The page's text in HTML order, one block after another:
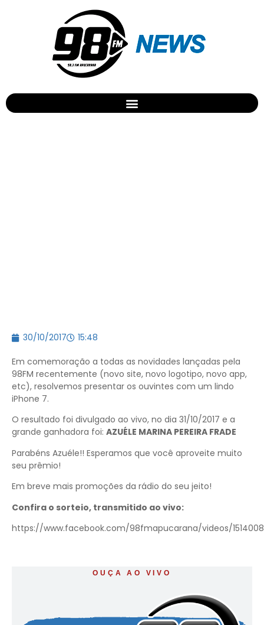
30/10/2017 15:48
Em comemoração a todas as novidades lançadas pela
98FM recentemente (novo site, novo logotipo, novo app,
etc), resolvemos presentar os ouvintes com um lindo
iPhone 7.
O resultado foi divulgado ao vivo, no dia 31/10/2017 e a
grande ganhadora foi: AZUÉLE MARINA PEREIRA FRADE
Parabéns Azuéle!! Esperamos que você aproveite muito
seu prêmio!
Em breve mais promoções da rádio do seu jeito!
Confira o sorteio, transmitido ao vivo:
https://www.facebook.com/98fmapucarana/videos/
OUÇA AO VIVO